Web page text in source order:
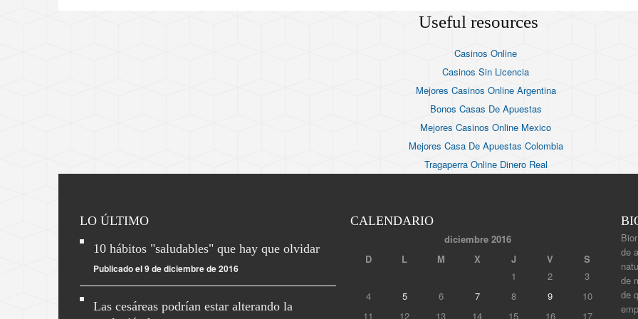
Useful resources
Casinos Online
Casinos Sin Licencia
Mejores Casinos Online Argentina
Bonos Casas De Apuestas
Mejores Casinos Online Mexico
Mejores Casa De Apuestas Colombia
Tragaperra Online Dinero Real
LO ÚLTIMO
10 hábitos "saludables" que hay que olvidar
Publicado el 9 de diciembre de 2016
Las cesáreas podrían estar alterando la
CALENDARIO
diciembre 2016
D
L M X J V
S
1
2
3
4
5 6 7 8 9
10
11
12 13 14 15 16 17
de
de
de